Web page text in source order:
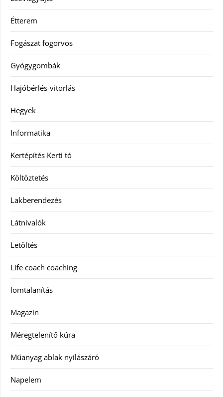
Étterem
Fogászat fogorvos
Gyógygombák
Hajóbérlés-vitorlás
Hegyek
Informatika
Kertépítés Kerti tó
Költöztetés
Lakberendezés
Látnivalók
Letöltés
Life coach coaching
lomtalanítás
Magazin
Méregtelenítő kúra
Műanyag ablak nyílászáró
Napelem